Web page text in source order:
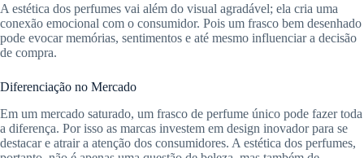
A estética dos perfumes vai além do visual agradável; ela cria uma
conexão emocional com o consumidor. Pois um frasco bem desenhado
pode evocar memórias, sentimentos e até mesmo influenciar a decisão
de compra.
Diferenciação no Mercado
Em um mercado saturado, um frasco de perfume único pode fazer toda
a diferença. Por isso as marcas investem em design inovador para se
destacar e atrair a atenção dos consumidores. A estética dos perfumes,